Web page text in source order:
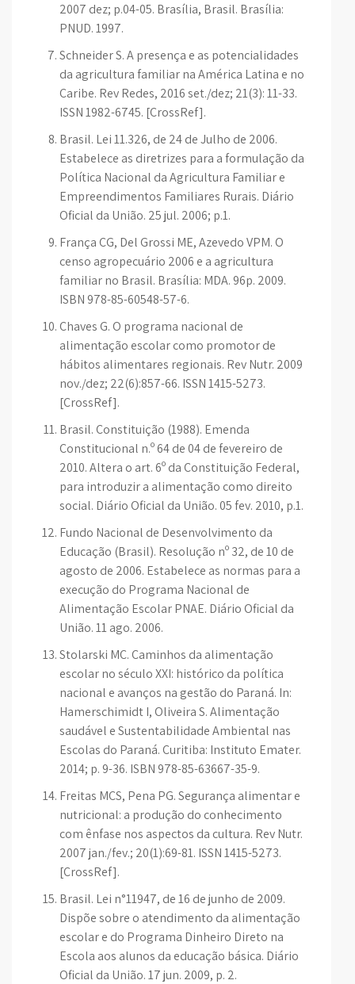
2007 dez; p.04-05. Brasília, Brasil. Brasília:
PNUD. 1997.
Schneider S. A presença e as potencialidades
da agricultura familiar na América Latina e no
Caribe. Rev Redes, 2016 set./dez; 21(3): 11-33.
ISSN 1982-6745. [CrossRef].
Brasil. Lei 11.326, de 24 de Julho de 2006.
Estabelece as diretrizes para a formulação da
Política Nacional da Agricultura Familiar e
Empreendimentos Familiares Rurais. Diário
Oficial da União. 25 jul. 2006; p.1.
França CG, Del Grossi ME, Azevedo VPM. O
censo agropecuário 2006 e a agricultura
familiar no Brasil. Brasília: MDA. 96p. 2009.
ISBN 978-85-60548-57-6.
Chaves G. O programa nacional de
alimentação escolar como promotor de
hábitos alimentares regionais. Rev Nutr. 2009
nov./dez; 22(6):857-66. ISSN 1415-5273.
[CrossRef].
Brasil. Constituição (1988). Emenda
Constitucional n.º 64 de 04 de fevereiro de
2010. Altera o art. 6º da Constituição Federal,
para introduzir a alimentação como direito
social. Diário Oficial da União. 05 fev. 2010, p.1.
Fundo Nacional de Desenvolvimento da
Educação (Brasil). Resolução nº 32, de 10 de
agosto de 2006. Estabelece as normas para a
execução do Programa Nacional de
Alimentação Escolar PNAE. Diário Oficial da
União. 11 ago. 2006.
Stolarski MC. Caminhos da alimentação
escolar no século XXI: histórico da política
nacional e avanços na gestão do Paraná. In:
Hamerschimidt I, Oliveira S. Alimentação
saudável e Sustentabilidade Ambiental nas
Escolas do Paraná. Curitiba: Instituto Emater.
2014; p. 9-36. ISBN 978-85-63667-35-9.
Freitas MCS, Pena PG. Segurança alimentar e
nutricional: a produção do conhecimento
com ênfase nos aspectos da cultura. Rev Nutr.
2007 jan./fev.; 20(1):69-81. ISSN 1415-5273.
[CrossRef].
Brasil. Lei n°11947, de 16 de junho de 2009.
Dispõe sobre o atendimento da alimentação
escolar e do Programa Dinheiro Direto na
Escola aos alunos da educação básica. Diário
Oficial da União. 17 jun. 2009, p. 2.